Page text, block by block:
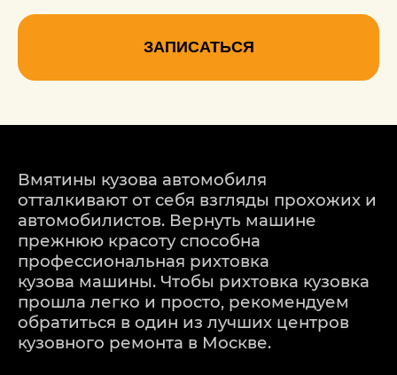
ЗАПИСАТЬСЯ
Вмятины кузова автомобиля
отталкивают от себя взгляды прохожих и
автомобилистов. Вернуть машине
прежнюю красоту способна
профессиональная рихтовка
кузова машины. Чтобы рихтовка кузовка
прошла легко и просто, рекомендуем
обратиться в один из лучших центров
кузовного ремонта в Москве.